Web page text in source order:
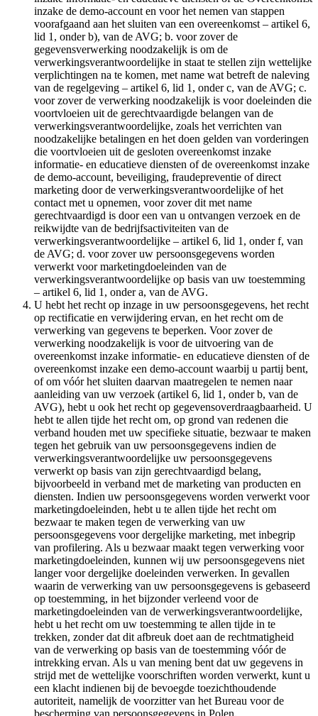
inzake de demo-account en voor het nemen van stappen
voorafgaand aan het sluiten van een overeenkomst – artikel 6,
lid 1, onder b), van de AVG; b. voor zover de
gegevensverwerking noodzakelijk is om de
verwerkingsverantwoordelijke in staat te stellen zijn wettelijke
verplichtingen na te komen, met name wat betreft de naleving
van de regelgeving – artikel 6, lid 1, onder c, van de AVG; c.
voor zover de verwerking noodzakelijk is voor doeleinden die
voortvloeien uit de gerechtvaardigde belangen van de
verwerkingsverantwoordelijke, zoals het verrichten van
noodzakelijke betalingen en het doen gelden van vorderingen
die voortvloeien uit de gesloten overeenkomst inzake
informatie- en educatieve diensten of de overeenkomst inzake
de demo-account, beveiliging, fraudepreventie of direct
marketing door de verwerkingsverantwoordelijke of het
contact met u opnemen, voor zover dit met name
gerechtvaardigd is door een van u ontvangen verzoek en de
reikwijdte van de bedrijfsactiviteiten van de
verwerkingsverantwoordelijke – artikel 6, lid 1, onder f, van
de AVG; d. voor zover uw persoonsgegevens worden
verwerkt voor marketingdoeleinden van de
verwerkingsverantwoordelijke op basis van uw toestemming
– artikel 6, lid 1, onder a, van de AVG.
U hebt het recht op inzage in uw persoonsgegevens, het recht
op rectificatie en verwijdering ervan, en het recht om de
verwerking van gegevens te beperken. Voor zover de
verwerking noodzakelijk is voor de uitvoering van de
overeenkomst inzake informatie- en educatieve diensten of de
overeenkomst inzake een demo-account waarbij u partij bent,
of om vóór het sluiten daarvan maatregelen te nemen naar
aanleiding van uw verzoek (artikel 6, lid 1, onder b, van de
AVG), hebt u ook het recht op gegevensoverdraagbaarheid. U
hebt te allen tijde het recht om, op grond van redenen die
verband houden met uw specifieke situatie, bezwaar te maken
tegen het gebruik van uw persoonsgegevens indien de
verwerkingsverantwoordelijke uw persoonsgegevens
verwerkt op basis van zijn gerechtvaardigd belang,
bijvoorbeeld in verband met de marketing van producten en
diensten. Indien uw persoonsgegevens worden verwerkt voor
marketingdoeleinden, hebt u te allen tijde het recht om
bezwaar te maken tegen de verwerking van uw
persoonsgegevens voor dergelijke marketing, met inbegrip
van profilering. Als u bezwaar maakt tegen verwerking voor
marketingdoeleinden, kunnen wij uw persoonsgegevens niet
langer voor dergelijke doeleinden verwerken. In gevallen
waarin de verwerking van uw persoonsgegevens is gebaseerd
op toestemming, in het bijzonder verleend voor de
marketingdoeleinden van de verwerkingsverantwoordelijke,
hebt u het recht om uw toestemming te allen tijde in te
trekken, zonder dat dit afbreuk doet aan de rechtmatigheid
van de verwerking op basis van de toestemming vóór de
intrekking ervan. Als u van mening bent dat uw gegevens in
strijd met de wettelijke voorschriften worden verwerkt, kunt u
een klacht indienen bij de bevoegde toezichthoudende
autoriteit, namelijk de voorzitter van het Bureau voor de
bescherming van persoonsgegevens in Polen.